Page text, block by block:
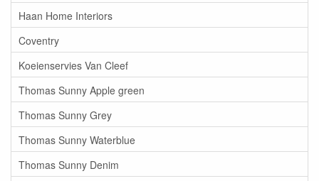
Haan Home Interiors
Coventry
Koeienservies Van Cleef
Thomas Sunny Apple green
Thomas Sunny Grey
Thomas Sunny Waterblue
Thomas Sunny Denim